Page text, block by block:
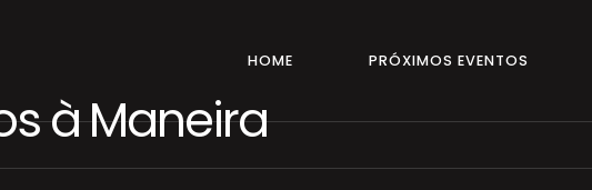
HOME PRÓXIMOS EVENTOS
à Maneira